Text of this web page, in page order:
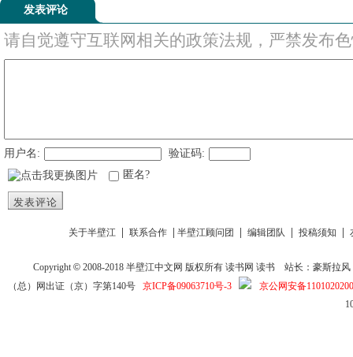
发表评论
请自觉遵守互联网相关的政策法规，严禁发布
用户名:
验证码:
匿名?
发表评论
关于半壁江 联系合作 半壁江顾问团 编辑团队 投稿须知
Copyright © 2008-2018半壁江中文网 版权所有读书网 读书
站长：豪斯拉风
（总）网出证（京）字第140号 京ICP备09063710号-3
京公网安备